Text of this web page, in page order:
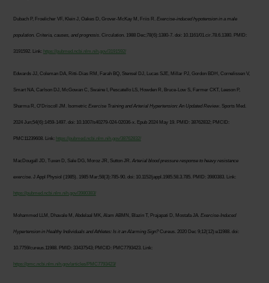
Dubach P, Froelicher VF, Klein J, Oakes D, Grover-McKay M, Friis R. Exercise-induced hypotension in a male
population. Criteria, causes, and prognosis. Circulation. 1988 Dec;78(6):1380-7. doi: 10.1161/01.cir.78.6.1380. PMID:
3191592. Link: https://pubmed.ncbi.nlm.nih.gov/3191592/
Edwards JJ, Coleman DA, Ritti-Dias RM, Farah BQ, Stensel DJ, Lucas SJE, Millar PJ, Gordon BDH, Cornelissen V,
Smart NA, Carlson DJ, McGowan C, Swaine I, Pescatello LS, Howden R, Bruce-Low S, Farmer CKT, Leeson P,
Sharma R, O'Driscoll JM. Isometric Exercise Training and Arterial Hypertension: An Updated Review. Sports Med.
2024 Jun;54(6):1459-1497. doi: 10.1007/s40279-024-02036-x. Epub 2024 May 19. PMID: 38762832; PMCID:
PMC11239608. Link: https://pubmed.ncbi.nlm.nih.gov/38762832/
MacDougall JD, Tuxen D, Sale DG, Moroz JR, Sutton JR. Arterial blood pressure response to heavy resistance
exercise. J Appl Physiol (1985). 1985 Mar;58(3):785-90. doi: 10.1152/jappl.1985.58.3.785. PMID: 3980383. Link:
https://pubmed.ncbi.nlm.nih.gov/3980383/
Mohammed LLM, Dhavale M, Abdelaal MK, Alam ABMN, Blazin T, Prajapati D, Mostafa JA. Exercise-Induced
Hypertension in Healthy Individuals and Athletes: Is it an Alarming Sign?Cureus. 2020 Dec 9;12(12):e11988. doi:
10.7759/cureus.11988. PMID: 33437543; PMCID: PMC7793423. Link:
https://pmc.ncbi.nlm.nih.gov/articles/PMC7793423/